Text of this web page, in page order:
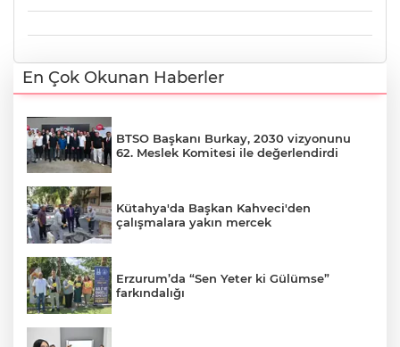
En Çok Okunan Haberler
BTSO Başkanı Burkay, 2030 vizyonunu
62. Meslek Komitesi ile değerlendirdi
Kütahya'da Başkan Kahveci'den
çalışmalara yakın mercek
Erzurum’da “Sen Yeter ki Gülümse”
farkındalığı